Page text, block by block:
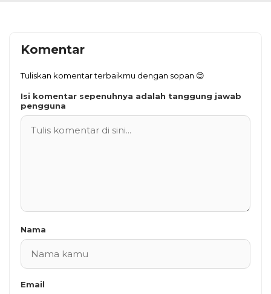
Komentar
Tuliskan komentar terbaikmu dengan sopan 😊
Isi komentar sepenuhnya adalah tanggung jawab
pengguna
Nama
Email